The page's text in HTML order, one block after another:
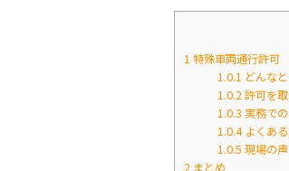
1 特殊車両通行許可
1.0.1 どんな
1.0.2許可を
1.0.3 実務で
1.0.4よくあ
1.0.5 現場の声
2 まとめ